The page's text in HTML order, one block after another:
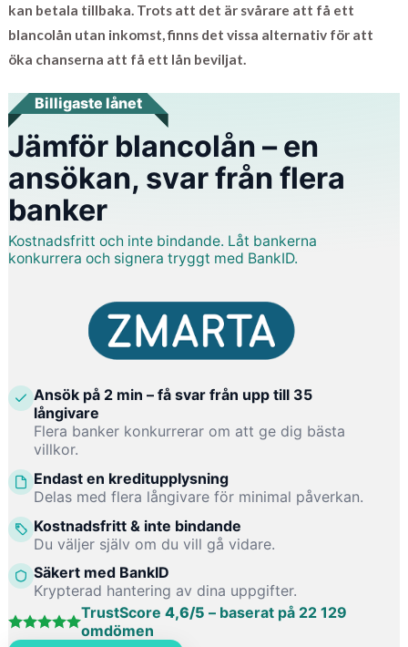
kan betala tillbaka. Trots att det är svårare att få ett
blancolån utan inkomst, finns det vissa alternativ för att
öka chanserna att få ett lån beviljat.